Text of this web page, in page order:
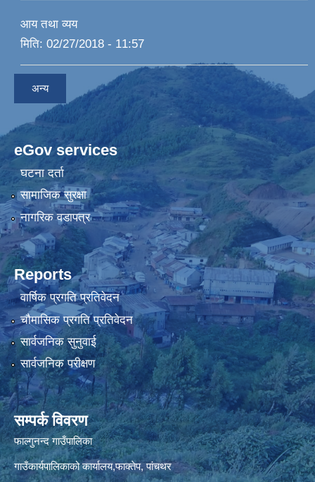
आय तथा व्यय
मिति: 02/27/2018 - 11:57
अन्य
eGov services
घटना दर्ता
सामाजिक सुरक्षा
नागरिक वडापत्र
Reports
वार्षिक प्रगति प्रतिवेदन
चौमासिक प्रगति प्रतिवेदन
सार्वजनिक सुनुवाई
सार्वजनिक परीक्षण
सम्पर्क विवरण
फाल्गुनन्द गाउँपालिका
गाउँकार्यपालिकाको कार्यालय,फाक्तेप, पांचथर